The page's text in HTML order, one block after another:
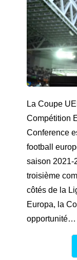
La Coupe
Compétition
Conference
football
saison 2021-
troisième
côtés de la
Europa, la
opportunité…